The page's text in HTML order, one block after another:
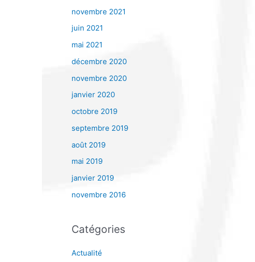
novembre 2021
juin 2021
mai 2021
décembre 2020
novembre 2020
janvier 2020
octobre 2019
septembre 2019
août 2019
mai 2019
janvier 2019
novembre 2016
Catégories
Actualité